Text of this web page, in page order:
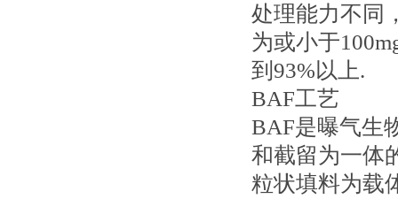
处理能力不同
为或小于
到93%以上.
BAF工艺
BAF是曝气生
和截留为一体
粒状填料为载